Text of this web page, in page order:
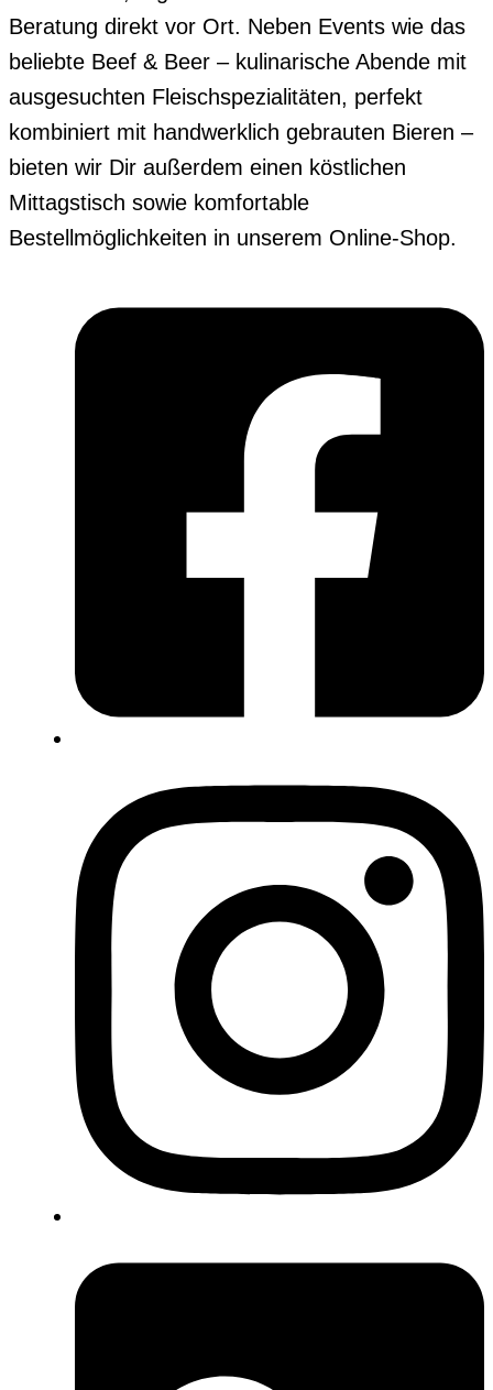
Beratung direkt vor Ort. Neben Events wie das
beliebte Beef & Beer – kulinarische Abende mit
ausgesuchten Fleischspezialitäten, perfekt
kombiniert mit handwerklich gebrauten Bieren –
bieten wir Dir außerdem einen köstlichen
Mittagstisch sowie komfortable
Bestellmöglichkeiten in unserem Online-Shop.